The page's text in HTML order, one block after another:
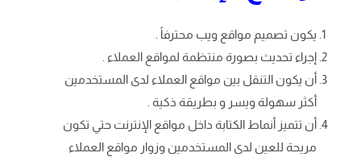
يكون تصميم مواقع ويب محترفاً .
إجراء تحديث بصورة منتظمة لمواقع العملاء .
أن يكون التنقل بين مواقع العملاء لدى المستخدمين
أكثر سهولة ويسر و بطريقة ذكية .
أن تتميز أنماط الكتابة داخل مواقع الإنترنت حتي تكون
مريحة للعين لدى المستخدمين وزوار مواقع العملاء